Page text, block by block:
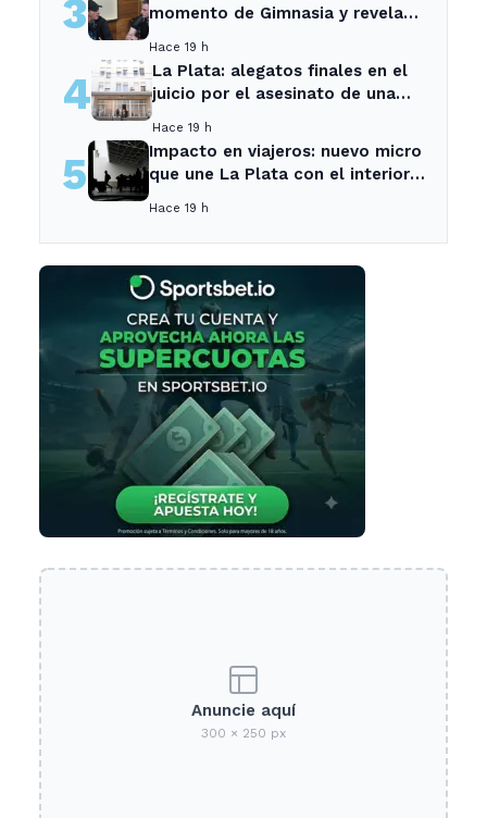
3
momento de Gimnasia y revela
Hace 19 h
4
La Plata: alegatos finales en el
juicio por el asesinato de una
Hace 19 h
5
Impacto en viajeros: nuevo micro
que une La Plata con el interior
Hace 19 h
Anuncie aquí
300 × 250 px